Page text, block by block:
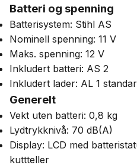
Batteri og spenning
Batterisystem: Stihl AS
Nominell spenning: 11 V
Maks. spenning: 12 V
Inkludert batteri: AS 2
Inkludert lader: AL 1
Generelt
Vekt uten batteri: 0,8 kg
Lydtrykknivå: 70 dB(A)
Display: LCD med
kuttteller